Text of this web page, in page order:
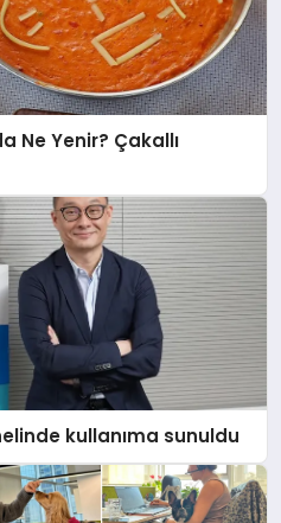
Ne Yenir? Çakallı
kullanıma sunuldu